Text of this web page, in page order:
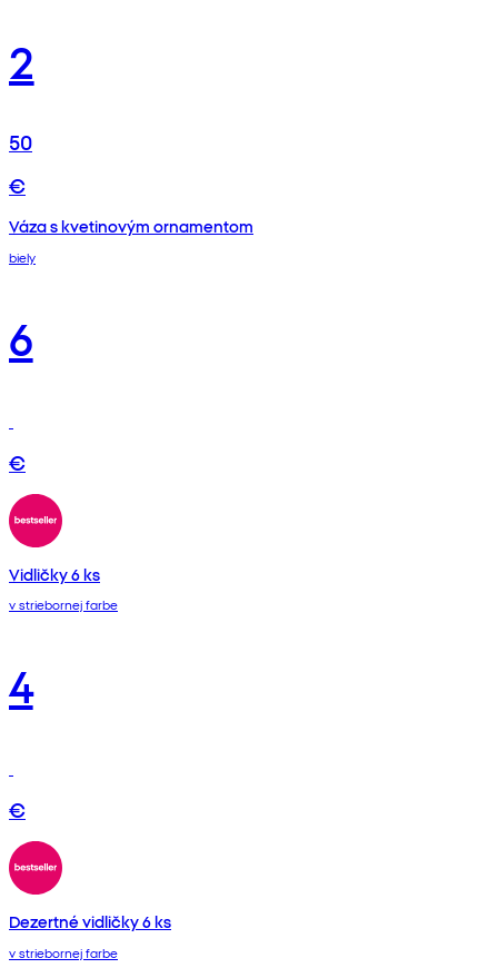
2
50
€
Váza s kvetinovým ornamentom
biely
6
€
Vidličky 6 ks
v striebornej farbe
4
€
Dezertné vidličky 6 ks
v striebornej farbe